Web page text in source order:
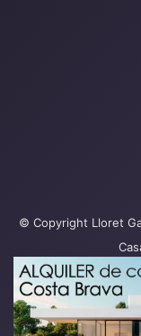
© Copyright Lloret